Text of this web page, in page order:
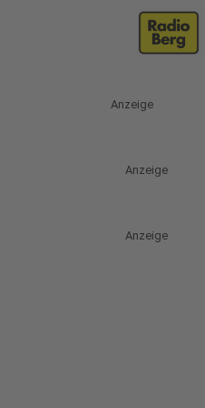
Anzeige
Anzeige
Anzeige